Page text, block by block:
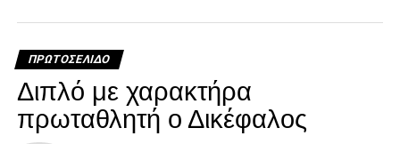
Πλήρης απέναντι στι Χίμκι
DON'T MISS
Νέο μπαμ με Ρανγκέλ!
ΠΡΩΤΟΣΈΛΙΔΟ
Διπλό με χαρακτήρα
πρωταθλητή ο Δικέφαλος